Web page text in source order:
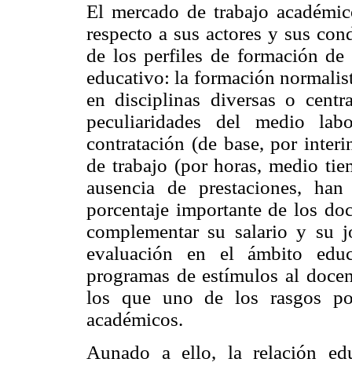
El mercado de trabajo
respecto a sus actores y sus
de los perfiles de formación de
educativo: la formación
en disciplinas diversas o
peculiaridades del medio
contratación (de base, por
de trabajo (por horas, medio
ausencia de prestaciones,
porcentaje importante de los
complementar su salario y su
evaluación en el ámbito
programas de estímulos al
los que uno de los rasgos
académicos.
Aunado a ello, la relación